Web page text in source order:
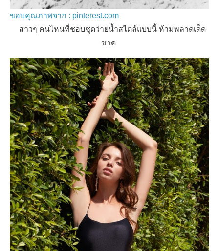
ขอบคุณภาพจาก : pinterest.com
สาวๆ คนไหนที่ชอบชุดว่ายน้ำสไตล์แบบนี้ ห้ามพลาดเด็ด
ขาด